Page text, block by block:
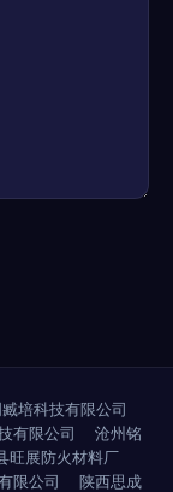
培科技有限公司
有限公司
沧州铭
旺展防火材料厂
限公司
陕西思成